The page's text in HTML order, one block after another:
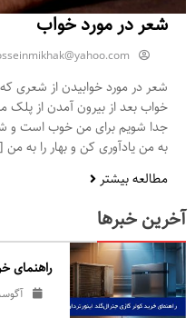
شعر در مورد خواب
شعر در مورد خوابیدن از شعری
خواب بعد از بیرون آمدن از
جدا شویم برای من خوب است و
به من یادآوری کن و بهار را به
مطالعه بیشتر
آخرین خبرها
راهنمای
آگوست